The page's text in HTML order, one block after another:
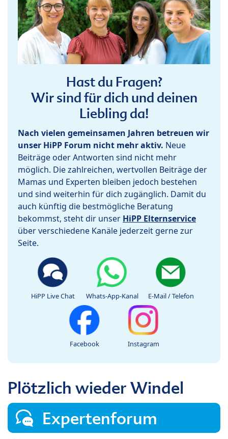
Hast du Fragen?
Wir sind für dich und deinen
Liebling da!
Nach vielen gemeinsamen Jahren betreuen wir
unser HiPP Forum nicht mehr aktiv. Neue
Beiträge oder Antworten sind nicht mehr
möglich. Die zahlreichen, wertvollen Beiträge der
Mamas und Experten bleiben jedoch bestehen
und sind weiterhin für dich zugänglich. Damit du
auch künftig die bestmögliche Beratung
bekommst, steht dir unser HiPP Elternservice
über verschiedene Kanäle jederzeit gerne zur
Seite.
HiPP Live Chat Whats-App-Kanal E-Mail / Telefon
Facebook Instagram
Plötzlich wieder Windel
Expertenforum